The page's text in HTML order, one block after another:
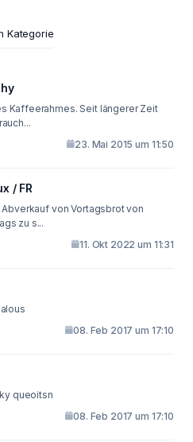
Kategorie
Kaffeerahmes. Seit längerer Zeit
23. Mai 2015 um 11:50
/ FR
von Vortagsbrot von
zu s...
11. Okt 2022 um 11:31
08. Feb 2017 um 17:10
queoitsn
08. Feb 2017 um 17:10